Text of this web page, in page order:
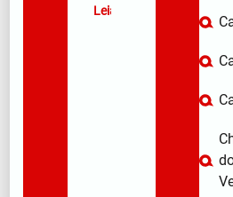
Leia mais »